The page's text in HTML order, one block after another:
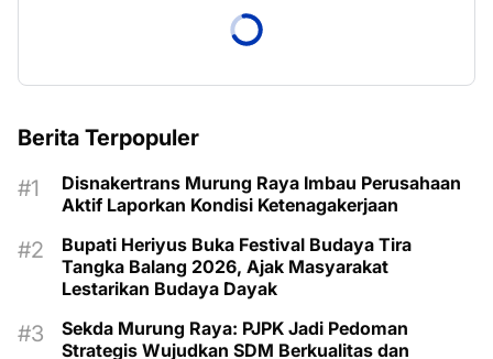
Berita Terpopuler
Disnakertrans Murung Raya Imbau Perusahaan
Aktif Laporkan Kondisi Ketenagakerjaan
Bupati Heriyus Buka Festival Budaya Tira
Tangka Balang 2026, Ajak Masyarakat
Lestarikan Budaya Dayak
Sekda Murung Raya: PJPK Jadi Pedoman
Strategis Wujudkan SDM Berkualitas dan